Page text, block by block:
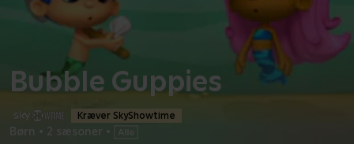
Bubble Guppies
Kræver SkyShowtime
Børn • 2 sæsoner •